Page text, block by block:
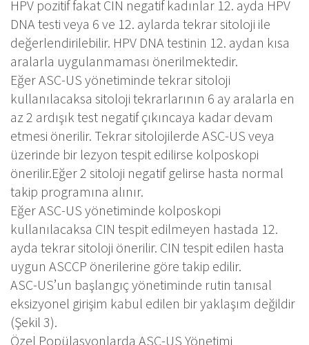
HPV pozitif fakat CIN negatif kadınlar 12. ayda HPV
DNA testi veya 6 ve 12. aylarda tekrar sitoloji ile
değerlendirilebilir. HPV DNA testinin 12. aydan kısa
aralarla uygulanmaması önerilmektedir.
Eğer ASC-US yönetiminde tekrar sitoloji
kullanılacaksa sitoloji tekrarlarının 6 ay aralarla en
az 2 ardışık test negatif çıkıncaya kadar devam
etmesi önerilir. Tekrar sitolojilerde ASC-US veya
üzerinde bir lezyon tespit edilirse kolposkopi
önerilir.Eğer 2 sitoloji negatif gelirse hasta normal
takip programına alınır.
Eğer ASC-US yönetiminde kolposkopi
kullanılacaksa CIN tespit edilmeyen hastada 12.
ayda tekrar sitoloji önerilir. CIN tespit edilen hasta
uygun ASCCP önerilerine göre takip edilir.
ASC-US’un başlangıç yönetiminde rutin tanısal
eksizyonel girişim kabul edilen bir yaklaşım değildir
(Şekil 3).
Özel Popülasyonlarda ASC-US Yönetimi